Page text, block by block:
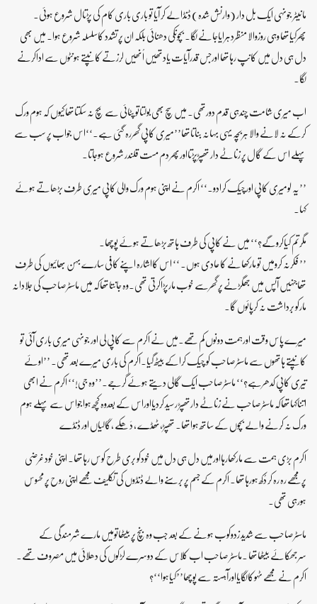
مانیٹر جونہی ایک بل دار (وارنش شدہ) ڈنڈالے کر آیا تو باری باری کام کی پڑتال شروع ہوئی۔
پھرکیاتھا وہی روزوالا منظردہرایاجانے لگا۔ بچوںکی دھنائی بلکہ ان پر تشدد کاسلسلہ شروع ہوا۔ میں بھی
دل ہی دل میں کانپ رہاتھا اورجس قدرآیات یادتھیں اُنھیں لرزتے کانپتے ہونٹوں سے اداکرنے
لگا۔
اب میری شامت چندہی قدم دورتھی۔ میں سچ بھی بولتاتو پٹائی سے بچ نہ سکتاتھاکیوں کہ ہوم ورک
کرکے نہ لانے والا ہربچہ یہی بہانہ بناتاتھا’’میری کاپی گھررہ گئی ہے۔‘‘اس جواب پر سب سے
پہلے اس کے گال پر زناٹے دار تھپڑپڑتااورپھر دم مست قلندر شروع ہوجاتا۔
’’یہ لومیری کاپی اورچیک کرادو۔‘‘ اکرم نے اپنی ہوم ورک والی کاپی میری طرف بڑھاتے ہوئے
کہا۔
مگرتم کیاکروگے؟‘‘ میں نے کاپی کی طرف ہاتھ بڑھاتے ہوئے پوچھا۔
’’ فکرنہ کرومیں تو مارکھانے کاعادی ہوں۔ ‘‘ اس کااشارہ اپنے کافی سارے بہن بھائیوں کی طرف
تھاجنہیں آپس میں جھگڑنے پر گھرسے خوب مارپڑاکرتی تھی۔وہ جانتاتھاکہ میں ماسٹرصاحب کی جلادانہ
مارکو برداشت نہ کرپائوں گا۔
میرے پاس وقت اورہمت دونوں کم تھے۔میں نے اکرم سے کاپی لی اور جونہی میری باری آئی تو
کانپتے ہاتھوں سے ماسٹرصاحب کو چیک کراکے بیٹھ گیا۔اکرم کی باری میرے بعد تھی۔ ’’اوئے
تیری کاپی کدھرہے؟‘‘ ماسٹرصاحب ایک گالی دیتے ہوئے گرجے۔’’وہ جی!‘‘ اکرم نے ابھی
اتناکہاتھاکہ ماسٹرصاحب نے زناٹے دارتھپڑ رسید کردیااوراس کے بعدوہ کچھ ہواجواس سے پہلے ہوم
ورک نہ کرنے والے بچوں کے ساتھ ہواتھا۔ تھپڑ،ٹھڈے ، دَھکے ،گالیاں اور ڈنڈے
اکرم بڑی ہمت سے مارکھارہااورمیں دل ہی دل میں خودکو بری طرح کوس رہاتھا۔ اپنی خود غرضی
پرمجھے رہ رہ کر دُکھ ہورہاتھا۔ اکرم کے جسم پر برسنے والے ڈنڈوں کی تکلیف مجھے اپنی روح پر محسوس
ہورہی تھی۔
ماسٹرصاحب سے شدید زدوکوب ہونے کے بعد جب وہ بنچ پر بیٹھاتومیں مارے شرمندگی کے
سرجھکائے بیٹھاتھا ۔ماسٹر صاحب اب کلاس کے دوسرے لڑکوں کی دھلائی میں مصروف تھے۔
اکرم نے مجھے ٹہوکالگایااورآہستہ سے پوچھا’’کیاہوا‘‘؟